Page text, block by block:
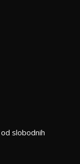
slobodnih